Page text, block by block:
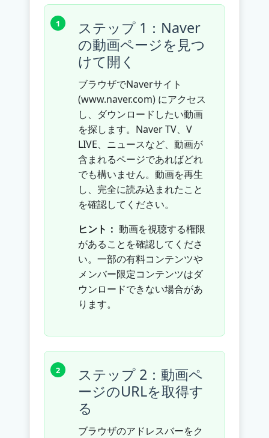
ステップ 1：Naver
の動画ページを見つ
けて開く
ブラウザでNaverサイト
(www.naver.com) にアクセス
し、ダウンロードしたい動画
を探します。Naver TV、V
LIVE、ニュースなど、動画が
含まれるページであればどれ
でも構いません。動画を再生
し、完全に読み込まれたこと
を確認してください。
ヒント： 動画を視聴する権限
があることを確認してくださ
い。一部の有料コンテンツや
メンバー限定コンテンツはダ
ウンロードできない場合があ
ります。
ステップ 2：動画ペ
ージのURLを取得す
る
ブラウザのアドレスバーをク